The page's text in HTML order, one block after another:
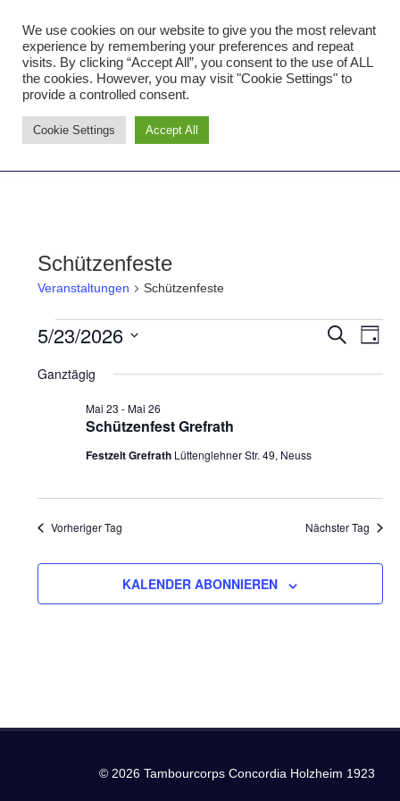
Inhalt
springenTambourcorps Concordia
Holzheim 1923
Tambourcorps
Concordia
Schützenfeste
Veranstaltungen Schützenfeste
Veranstaltungen
for
Suche
SUCHE
TAG
5/23/2026
wählen.
Ganztägig
Schützenfest Grefrath
Mai 23 -Mai 26
Festzelt Grefrath Lüttenglehner Str. 49, Neuss
Vorheriger Tag Nächster Tag
KALENDER ABONNIEREN
© 2026 Tambourcorps Concordia Holzheim 1923
We use cookies on our website to give you the most relevant
experience by remembering your preferences and repeat
visits. By clicking “Accept All”, you consent to the use of ALL
the cookies. However, you may visit "Cookie Settings" to
provide a controlled consent.
Cookie Settings Accept All